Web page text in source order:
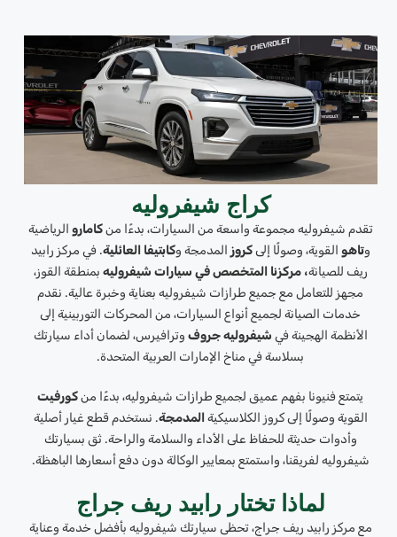
كراج شيفروليه
تقدم شيفروليه مجموعة واسعة من السيارات، بدءًا منكامارو الرياضية
وتاهو القوية، وصولًا إلىكروز المدمجة وكابتيفا العائلية. في مركز رابيد
ريف للصيانة، مركزنا المتخصص في سيارات شيفروليه بمنطقة القوز،
مجهز للتعامل مع جميع طرازات شيفروليه بعناية وخبرة عالية. نقدم
خدمات الصيانة لجميع أنواع السيارات، من المحركات التوربينية إلى
الأنظمة الهجينة في شيفروليه جروف وترافيرس، لضمان أداء سيارتك
بسلاسة في مناخ الإمارات العربية المتحدة.
يتمتع فنيونا بفهم عميق لجميع طرازات شيفروليه، بدءًا منكورفيت
القوية وصولًا إلى كروز الكلاسيكية المدمجة. نستخدم قطع غيار أصلية
وأدوات حديثة للحفاظ على الأداء والسلامة والراحة. ثق بسيارتك
شيفروليه لفريقنا، واستمتع بمعايير الوكالة دون دفع أسعارها الباهظة.
لماذا تختار رابيد ريف جراج
مع مركز رابيد ريف جراج، تحظى سيارتك شيفروليه بأفضل خدمة وعناية